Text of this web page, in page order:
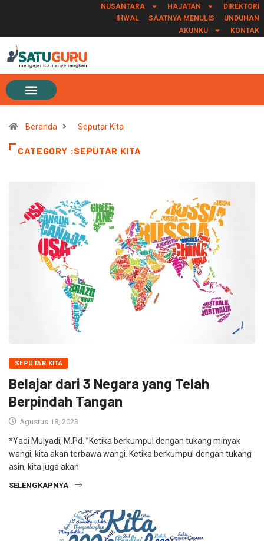
NUSANTARA HAJATAN
DIREKTORI
IHWAL
SAATNYA MENULIS
UNDUHAN
AKUNKU
KONTAK
Beranda Seputar Kita
CATEGORY :SEPUTAR KITA
SEPUTAR KITA
Belajar dari 3 Negara yang Telah
Berpindah Tangan
Agustus 18, 2023
*Yadi Mulyadi, M.Pd. ”Ketika berkumpul dengan tukang minyak
wangi, kita akan terbawa wangi. Ketika berkumpul dengan tukang
asin, kita juga akan
SELENGKAPNYA